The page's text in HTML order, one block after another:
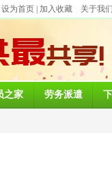
设为首页 加入收藏 关于我们
之家 劳务派遣